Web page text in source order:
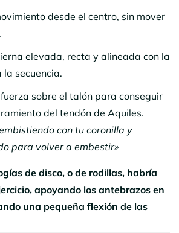
desde el centro, sin mover
elevada, recta y alineada con la
secuencia.
sobre el talón para conseguir
del tendón de Aquiles.
con tu coronilla y
para volver a embestir»
de disco, o de rodillas, habría
apoyando los antebrazos en
una pequeña flexión de las